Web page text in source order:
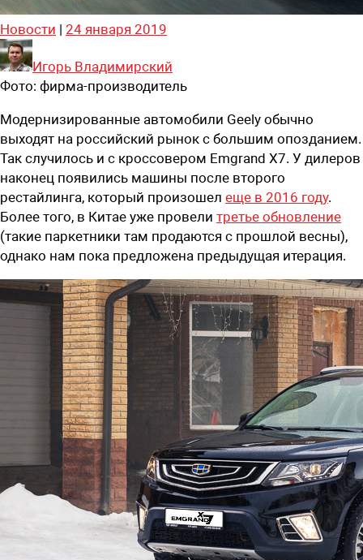
Новости | 24 января 2019
Игорь Владимирский
Фото: фирма-производитель
Модернизированные автомобили Geely обычно
выходят на российский рынок с большим опозданием.
Так случилось и с кроссовером Emgrand X7. У дилеров
наконец появились машины после второго
рестайлинга, который произошел еще в 2016 году.
Более того, в Китае уже провели третье обновление
(такие паркетники там продаются с прошлой весны),
однако нам пока предложена предыдущая итерация.